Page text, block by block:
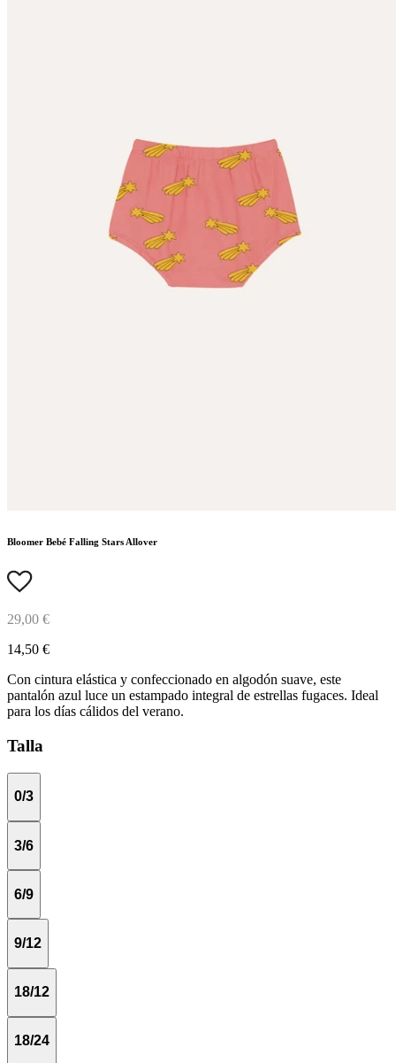
Bloomer Bebé Falling Stars Allover
29,00 €
14,50 €
Con cintura elástica y confeccionado en algodón suave, este
pantalón azul luce un estampado integral de estrellas fugaces. Ideal
para los días cálidos del verano.
Talla
0/3
3/6
6/9
9/12
18/12
18/24